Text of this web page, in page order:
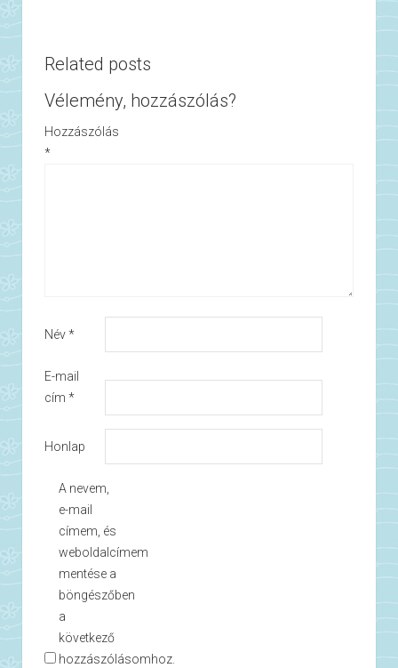
Related posts
Vélemény, hozzászólás?
Hozzászólás
*
Név*
E-mail
cím *
Honlap
A nevem,
e-mail
címem, és
weboldalcímem
mentése a
böngészőben
a
következő
hozzászólásomhoz.